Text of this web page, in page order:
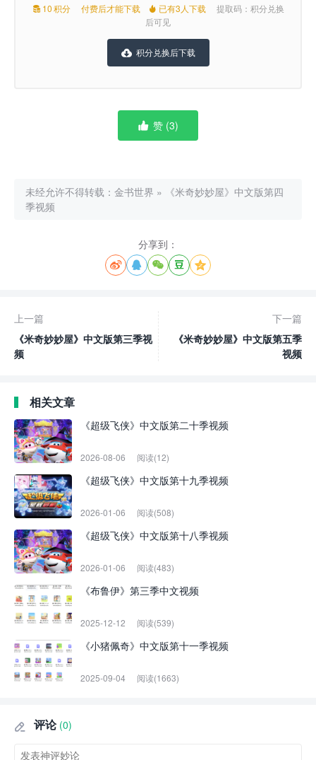
 10积分 付费后才能下载  已有3人下载
提取码：积分兑换
后可见
积分兑换后下载
 赞 (3)
未经允许不得转载： 金书世界 »
《米奇妙妙屋》中文版第四
季视频
分享到：
    
上一篇
《米奇妙妙屋》中文版第三季视
频
下一篇
《米奇妙妙屋》中文版第五季
视频
相关文章
《超级飞侠》中文版第二十季视频
2026-08-06 阅读(12)
《超级飞侠》中文版第十九季视频
2026-01-06 阅读(508)
《超级飞侠》中文版第十八季视频
2026-01-06 阅读(483)
《布鲁伊》第三季中文视频
2025-12-12 阅读(539)
《小猪佩奇》中文版第十一季视频
2025-09-04 阅读(1663)
 评论 (0)